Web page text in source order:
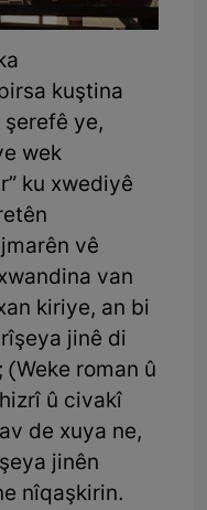
kuştina
ye,
wek
ku xwediyê
vê
van
kiriye, an bi
jinê di
roman û
û civakî
de xuya ne,
jinên
nîqaşkirin.